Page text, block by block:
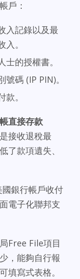
戶：
入記錄以及最
。
的授權書。
碼 (IP PIN)。
。
直接存款
接收退稅最
了款項遺失、
銀行帳戶收付
電子化聯邦支
Free File項目
，能夠自行報
填寫式表格。